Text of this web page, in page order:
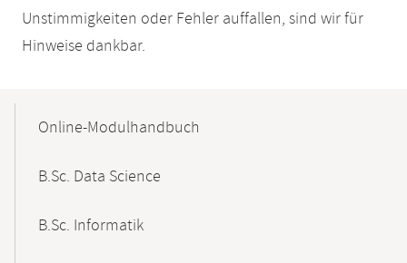
Unstimmigkeiten oder Fehler auffallen, sind wir für
Hinweise dankbar.
NavigationOnline-Modulhandbuch
B.Sc. Data Science
B.Sc. Informatik